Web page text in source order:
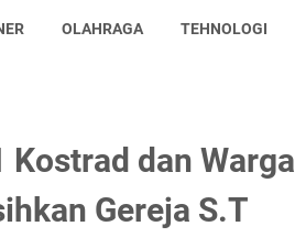
OLAHRAGA TEHNOLOGI
Kostrad dan Warga
Gereja S.T